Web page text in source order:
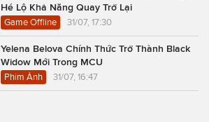
Hé Lộ Khả Năng Quay Trở Lại
Game Offline 31/07, 17:30
Yelena Belova Chính Thức Trở Thành Black
Widow Mới Trong MCU
Phim Ảnh 31/07, 16:47